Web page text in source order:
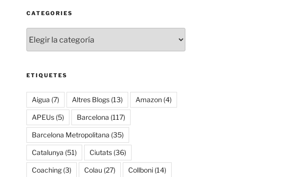
CATEGORIES
ETIQUETES
Aigua (7) Altres Blogs(13) Amazon(4)
APEUs(5) Barcelona (117)
Barcelona Metropolitana (35)
Catalunya (51) Ciutats(36)
Coaching(3) Colau (27) Collboni(14)